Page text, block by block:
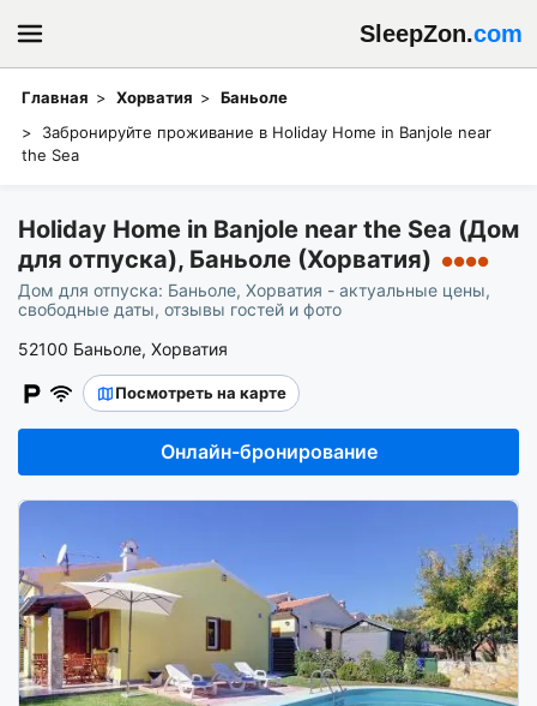
SleepZon.com
Главная Хорватия
Баньоле
Забронируйте проживание в Holiday Home in Banjole near
the Sea
Holiday Home in Banjole near the Sea (Дом
для отпуска), Баньоле (Хорватия)
●●●●
Дом для отпуска: Баньоле, Хорватия - актуальные цены,
свободные даты, отзывы гостей и фото
52100 Баньоле, Хорватия
Посмотреть на карте
Онлайн-бронирование